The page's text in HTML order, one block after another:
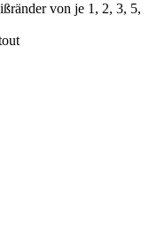
von je 1, 2, 3, 5,